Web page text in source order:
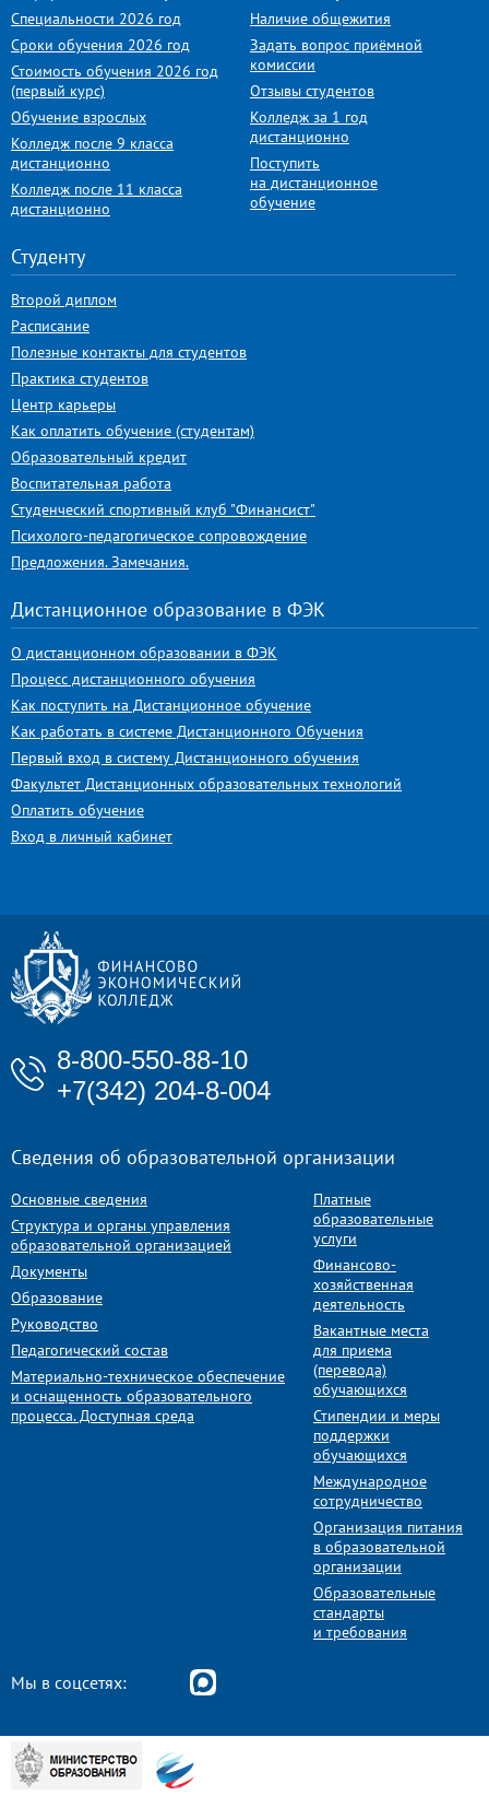
Специальности 2026 год
Сроки обучения 2026 год
Стоимость обучения 2026 год
(первый курс)
Обучение взрослых
Колледж после 9 класса
дистанционно
Колледж после 11 класса
дистанционно
Наличие общежития
Задать вопрос приёмной
комиссии
Отзывы студентов
Колледж за 1 год
дистанционно
Поступить
на дистанционное
обучение
Студенту
Второй диплом
Расписание
Полезные контакты для студентов
Практика студентов
Центр карьеры
Как оплатить обучение (студентам)
Образовательный кредит
Воспитательная работа
Студенческий спортивный клуб "Финансист"
Психолого-педагогическое сопровождение
Предложения. Замечания.
Дистанционное образование в ФЭК
О дистанционном образовании в ФЭК
Процесс дистанционного обучения
Как поступить на Дистанционное обучение
Как работать в системе Дистанционного Обучения
Первый вход в систему Дистанционного обучения
Факультет Дистанционных образовательных технологий
Оплатить обучение
Вход в личный кабинет
8-800-550-88-10
+7(342) 204-8-004
Сведения об образовательной организации
Основные сведения
Структура и органы управления
образовательной организацией
Документы
Образование
Руководство
Педагогический состав
Материально-техническое обеспечение
и оснащенность образовательного
процесса. Доступная среда
Платные
образовательные
услуги
Финансово-
хозяйственная
деятельность
Вакантные места
для приема
(перевода)
обучающихся
Стипендии и меры
поддержки
обучающихся
Международное
сотрудничество
Организация питания
в образовательной
организации
Образовательные
стандарты
и требования
Мы в соцсетях: